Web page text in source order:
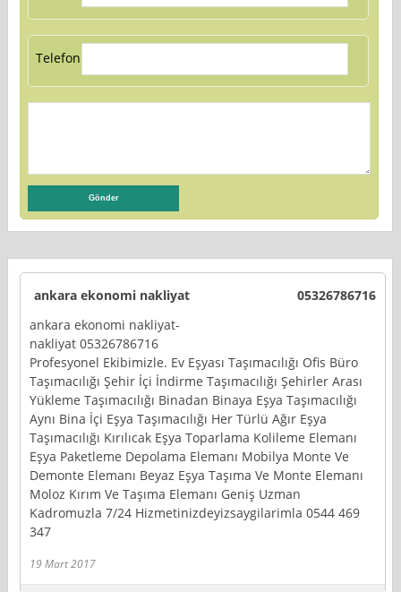
Telefon:
ankara ekonomi nakliyat
05326786716
ankara ekonomi nakliyat-
nakliyat 05326786716
Profesyonel Ekibimizle. Ev Eşyası Taşımacılığı Ofis Büro
Taşımacılığı Şehir İçi İndirme Taşımacılığı Şehirler Arası
Yükleme Taşımacılığı Binadan Binaya Eşya Taşımacılığı
Aynı Bina İçi Eşya Taşımacılığı Her Türlü Ağır Eşya
Taşımacılığı Kırılıcak Eşya Toparlama Kolileme Elemanı
Eşya Paketleme Depolama Elemanı Mobilya Monte Ve
Demonte Elemanı Beyaz Eşya Taşıma Ve Monte Elemanı
Moloz Kırım Ve Taşıma Elemanı Geniş Uzman
Kadromuzla 7/24 Hizmetinizdeyizsaygilarimla 0544 469
347
19 Mart 2017